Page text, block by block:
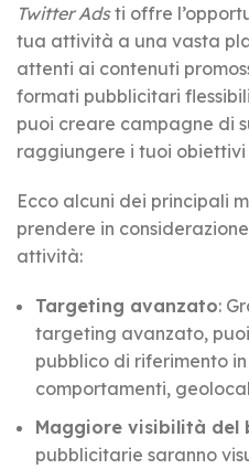
Twitter Adsti offre
tua attività a una vasta
attenti ai contenuti
formati pubblicitari
puoi creare campagne di
raggiungere i tuoi obiettivi
Ecco alcuni dei principali
prendere in considerazione
attività:
Targeting avanzato:
targeting avanzato,
pubblico di riferimento
comportamenti,
Maggiore visibilità del
pubblicitarie saranno